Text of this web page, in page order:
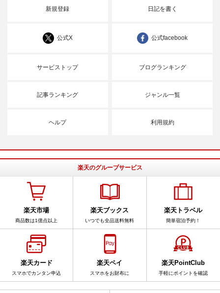
新規登録 日記を書く
公式X 公式facebook
サービストップ ブログランキング
記事ランキング ジャンル一覧
ヘルプ 利用規約
楽天のグループサービス
楽天市場
商品数は1億点以上
楽天ブックス
いつでも全品送料無料
楽天トラベル
簡単宿泊予約！
楽天カード
スマホでカンタン申込
楽天ペイ
スマホをお財布に
楽天PointClub
手軽にポイントを確認